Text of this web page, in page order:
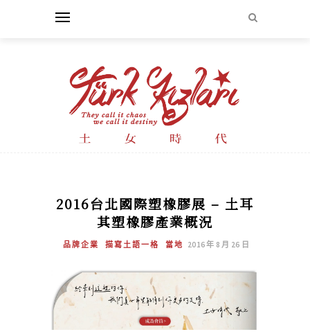
2016台北國際塑橡膠展 – 土耳
其塑橡膠產業概況
品牌企業 描寫土語一格 當地 2016 年 8 月 26 日